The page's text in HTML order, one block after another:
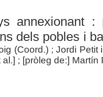
annexionant
dels pobles i
(Coord.) ; Jordi
al.] ; [pròleg de:] Martín